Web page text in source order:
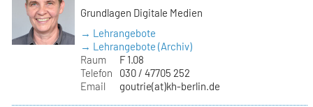
Grundlagen Digitale Medien
→ Lehrangebote
→ Lehrangebote (Archiv)
Raum
F 1.08
Telefon
030 / 47705 252
Email
goutrie(at)kh-berlin.de